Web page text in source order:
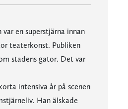
en superstjärna innan
teaterkonst. Publiken
stadens gator. Det var
intensiva år på scenen
Han älskade